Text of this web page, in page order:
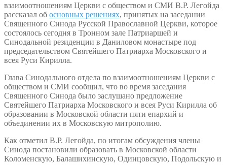
взаимоотношениям Церкви с обществом и СМИ В.Р. Легойда
рассказал об основных решениях, принятых на заседании
Священного Синода Русской Православной Церкви, которое
состоялось сегодня в Тронном зале Патриаршей и
Синодальной резиденции в Даниловом монастыре под
председательством Святейшего Патриарха Московского и
всея Руси Кирилла.
Глава Синодального отдела по взаимоотношениям Церкви с
обществом и СМИ сообщил, что во время заседания
Священного Синода было заслушано предложение
Святейшего Патриарха Московского и всея Руси Кирилла об
образовании в Московской области пяти епархий и
объединении их в Московскую митрополию.
Как отметил В.Р. Легойда, по итогам обсуждения члены
Синода постановили образовать в Московской области
Коломенскую, Балашихинскую, Одинцовскую, Подольскую и